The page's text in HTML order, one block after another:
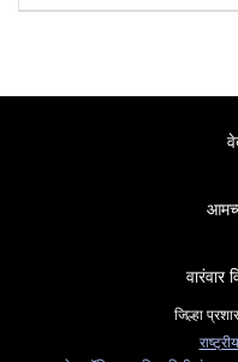
वारंवार
जिल्हा